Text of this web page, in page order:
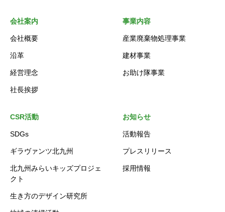
会社案内
会社概要
沿革
経営理念
社長挨拶
事業内容
産業廃棄物処理事業
建材事業
お助け隊事業
CSR活動
SDGs
ギラヴァンツ北九州
北九州みらいキッズプロジェ
クト
生き方のデザイン研究所
お知らせ
活動報告
プレスリリース
採用情報